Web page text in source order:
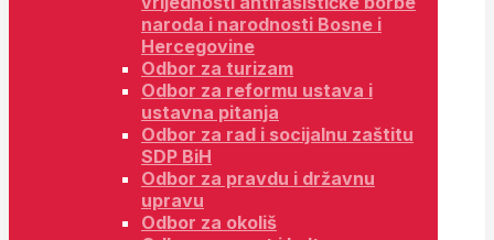
naroda i narodnosti Bosne i
Hercegovine
Odbor za turizam
Odbor za reformu ustava i
ustavna pitanja
Odbor za rad i socijalnu zaštitu
SDP BiH
Odbor za pravdu i državnu
upravu
Odbor za okoliš